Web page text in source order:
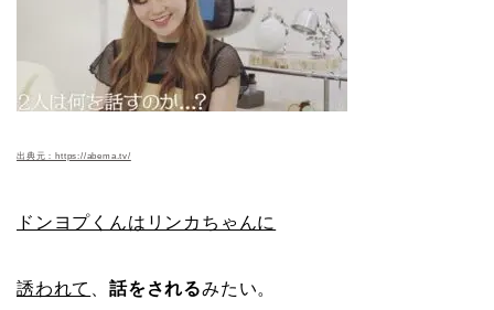
出典元：https://abema.tv/
ドンヨプくんはリンカちゃんに
誘われて 、話をされるみたい。